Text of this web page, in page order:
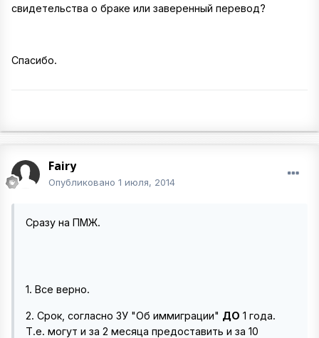
свидетельства о браке или заверенный перевод?
Спасибо.
Fairy
Опубликовано 1 июля, 2014
Сразу на ПМЖ.
1. Все верно.
2. Срок, согласно ЗУ "Об иммиграции" ДО 1 года.
Т.е. могут и за 2 месяца предоставить и за 10